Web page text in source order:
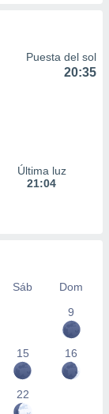
Puesta del sol
20:35
Última luz
21:04
Sáb
Dom
9
15 16
22